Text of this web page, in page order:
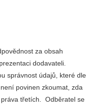
za obsah
dodavateli.
správnost údajů, které dle
povinen zkoumat, zda
třetích. Odběratel se